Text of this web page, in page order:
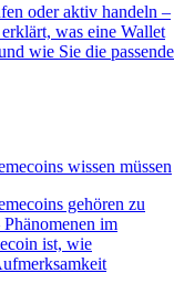
oder aktiv handeln –
was eine Wallet
wie Sie die passende
wissen müssen
gehören zu
im
ist, wie